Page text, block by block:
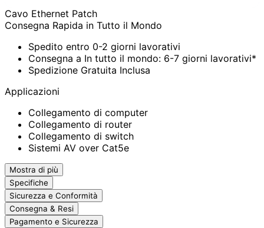
Cavo Ethernet Patch
Consegna Rapida in Tutto il Mondo
Spedito entro 0-2 giorni lavorativi
Consegna a In tutto il mondo: 6-7 giorni lavorativi*
Spedizione Gratuita Inclusa
Applicazioni
Collegamento di computer
Collegamento di router
Collegamento di switch
Sistemi AV over Cat5e
Mostra di più
Specifiche
Sicurezza e Conformità
Consegna & Resi
Pagamento e Sicurezza